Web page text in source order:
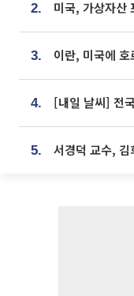
2.
3.
4.
5.